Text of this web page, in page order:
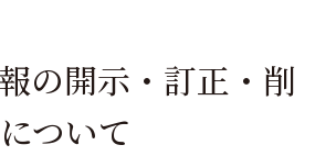
の開示・訂正・削
ついて